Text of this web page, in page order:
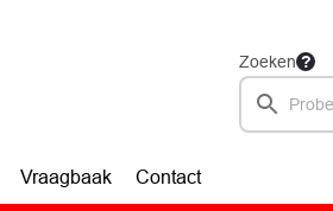
Zoeken
Vraagbaak Contact